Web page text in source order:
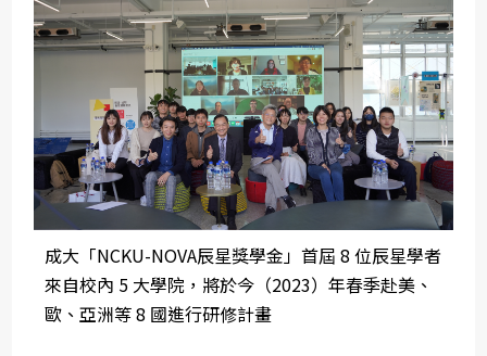
成大「NCKU-NOVA辰星獎學金」首屆 8 位辰星學者
來自校內 5 大學院，將於今（2023）年春季赴美、
歐、亞洲等 8 國進行研修計畫